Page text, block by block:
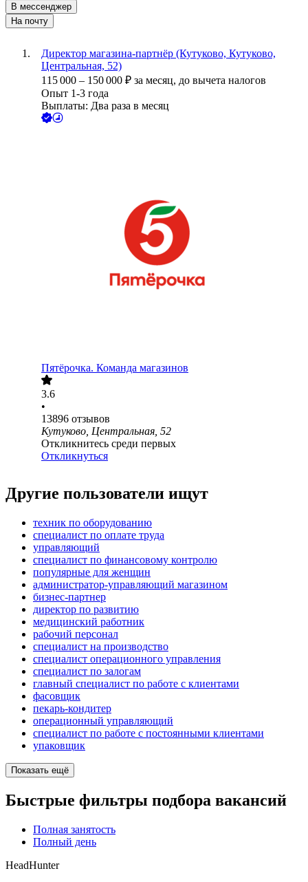
В мессенджер
На почту
Директор магазина-партнёр (Кутуково, Кутуково,
Центральная, 52)
115 000 – 150 000 ₽ за месяц, до вычета налогов
Опыт 1-3 года
Выплаты: Два раза в месяц
Пятёрочка. Команда магазинов
3.6
•
13896 отзывов
Кутуково, Центральная, 52
Откликнитесь среди первых
Откликнуться
Другие пользователи ищут
техник по оборудованию
специалист по оплате труда
управляющий
специалист по финансовому контролю
популярные для женщин
администратор-управляющий магазином
бизнес-партнер
директор по развитию
медицинский работник
рабочий персонал
специалист на производство
специалист операционного управления
специалист по залогам
главный специалист по работе с клиентами
фасовщик
пекарь-кондитер
операционный управляющий
специалист по работе с постоянными клиентами
упаковщик
Показать ещё
Быстрые фильтры подбора вакансий
Полная занятость
Полный день
HeadHunter